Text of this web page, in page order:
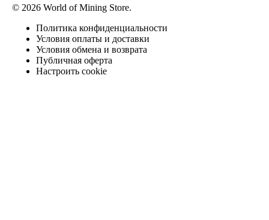
© 2026 World of Mining Store.
Политика конфиденциальности
Условия оплаты и доставки
Условия обмена и возврата
Публичная оферта
Настроить cookie